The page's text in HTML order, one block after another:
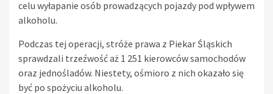
celu wyłapanie osób prowadzących pojazdy pod wpływem
alkoholu.
Podczas tej operacji, stróże prawa z Piekar Śląskich
sprawdzali trzeźwość aż 1 251 kierowców samochodów
oraz jednośladów. Niestety, ośmioro z nich okazało się
być po spożyciu alkoholu.